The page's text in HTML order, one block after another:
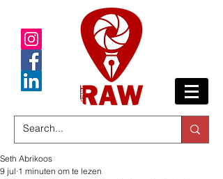
Seth Abrikoos
9 jul 1 minuten om te lezen